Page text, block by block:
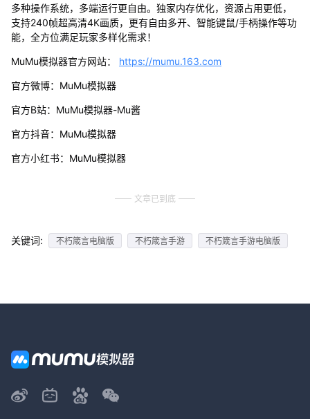
多种操作系统，多端运行更自由。独家内存优化，资源占用更低，
支持240帧超高清4K画质，更有自由多开、智能键鼠/手柄操作等功
能，全方位满足玩家多样化需求！
MuMu模拟器官方网站： https://mumu.163.com
官方微博：MuMu模拟器
官方B站：MuMu模拟器-Mu酱
官方抖音：MuMu模拟器
官方小红书：MuMu模拟器
文章已到底
关键词: 不朽箴言电脑版 不朽箴言手游 不朽箴言手游电脑版